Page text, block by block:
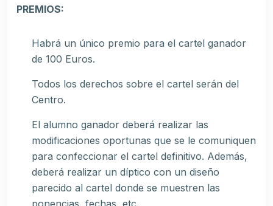
PREMIOS:
Habrá un único premio para el cartel ganador
de 100 Euros.
Todos los derechos sobre el cartel serán del
Centro.
El alumno ganador deberá realizar las
modificaciones oportunas que se le comuniquen
para confeccionar el cartel definitivo. Además,
deberá realizar un díptico con un diseño
parecido al cartel donde se muestren las
ponencias, fechas, etc.